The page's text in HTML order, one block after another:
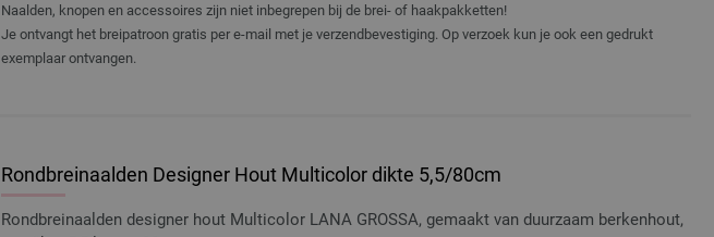
Naalden, knopen en accessoires zijn niet inbegrepen bij de brei- of haakpakketten!
Je ontvangt het breipatroon gratis per e-mail met je verzendbevestiging. Op verzoek kun je ook een gedrukt
exemplaar ontvangen.
Rondbreinaalden Designer Hout Multicolor dikte 5,5/80cm
Rondbreinaalden designer hout Multicolor LANA GROSSA, gemaakt van duurzaam berkenhout,